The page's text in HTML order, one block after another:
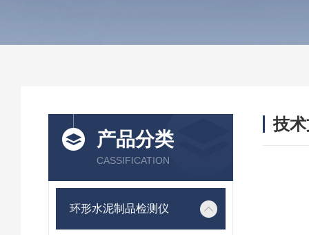
产品分类
CASSIFICATION
环形水泥制品检测仪
技